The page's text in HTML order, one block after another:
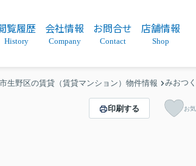
覧履歴
History
会社情報
Company
お問合せ
Contact
店舗情報
Shop
市生野区の賃貸（賃貸マンション）物件情報 みおつ
印刷する お